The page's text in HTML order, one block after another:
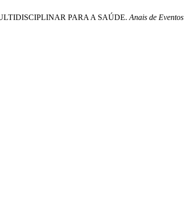
PARA A SAÚDE. Anais de Eventos